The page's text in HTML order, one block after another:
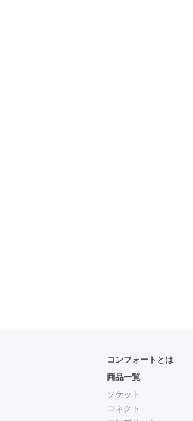
コンフォートとは
商品一覧
ソケット
コネクト